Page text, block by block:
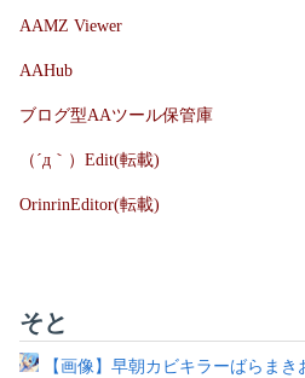
AAMZ Viewer
AAHub
ブログ型AAツール保管庫
（´д｀）Edit(転載)
OrinrinEditor(転載)
そと
【画像】早朝カビキラーばらま